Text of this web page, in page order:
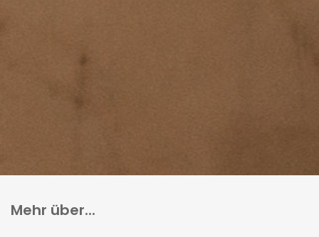
Mehr über...